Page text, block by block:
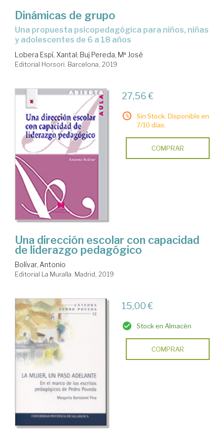
Dinámicas de grupo
una propuesta psicopedagógica para niños, niñas
y adolescentes de 6 a 18 años
Lobera Espí, Xantal; Buj Pereda, Mª José
Editorial Horsori. Barcelona, 2019
27,56 €
Sin Stock. Disponible en
7/10 días.
COMPRAR
Una dirección escolar con capacidad
de liderazgo pedagógico
Bolívar, Antonio
Editorial La Muralla. Madrid, 2019
15,00 €
Stock en Almacén
COMPRAR